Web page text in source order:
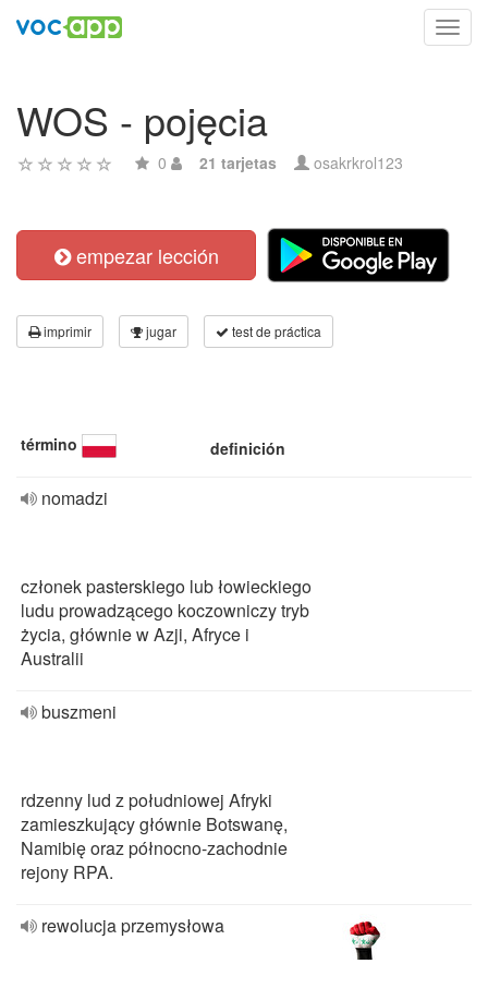
WOS - pojęcia
0 21 tarjetas osakrkrol123
empezar lección
imprimir jugar test de práctica
término definición
nomadzi
członek pasterskiego lub łowieckiego
ludu prowadzącego koczowniczy tryb
życia, głównie w Azji, Afryce i
Australii
buszmeni
rdzenny lud z południowej Afryki
zamieszkujący głównie Botswanę,
Namibię oraz północno-zachodnie
rejony RPA.
rewolucja przemysłowa